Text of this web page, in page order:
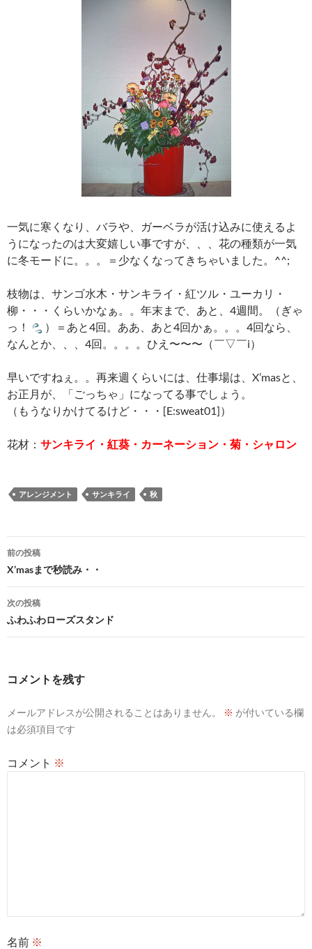
一気に寒くなり、バラや、ガーベラが活け込みに使えるよ
うになったのは大変嬉しい事ですが、、、花の種類が一気
に冬モードに。。。＝少なくなってきちゃいました。^^;
枝物は、サンゴ水木・サンキライ・紅ツル・ユーカリ・
柳・・・くらいかなぁ。。年末まで、あと、4週間。（ぎゃ
っ！
）＝あと4回。ああ、あと4回かぁ。。。4回なら、
なんとか、、、4回。。。。ひえ〜〜〜（￣▽￣i）
早いですねぇ。。再来週くらいには、仕事場は、X’masと、
お正月が、「ごっちゃ」になってる事でしょう。
（もうなりかけてるけど・・・[E:sweat01]）
花材： サンキライ・紅葵・カーネーション・菊・シャロン
アレンジメント サンキライ 秋
投
稿
ナ
ビ
ョ
前の投稿
X’masまで秒読み・・
次の投稿
ふわふわローズスタンド
コメントを残す
メールアドレスが公開されることはありません。 ※ が付いている欄
は必須項目です
コメント ※
名前 ※